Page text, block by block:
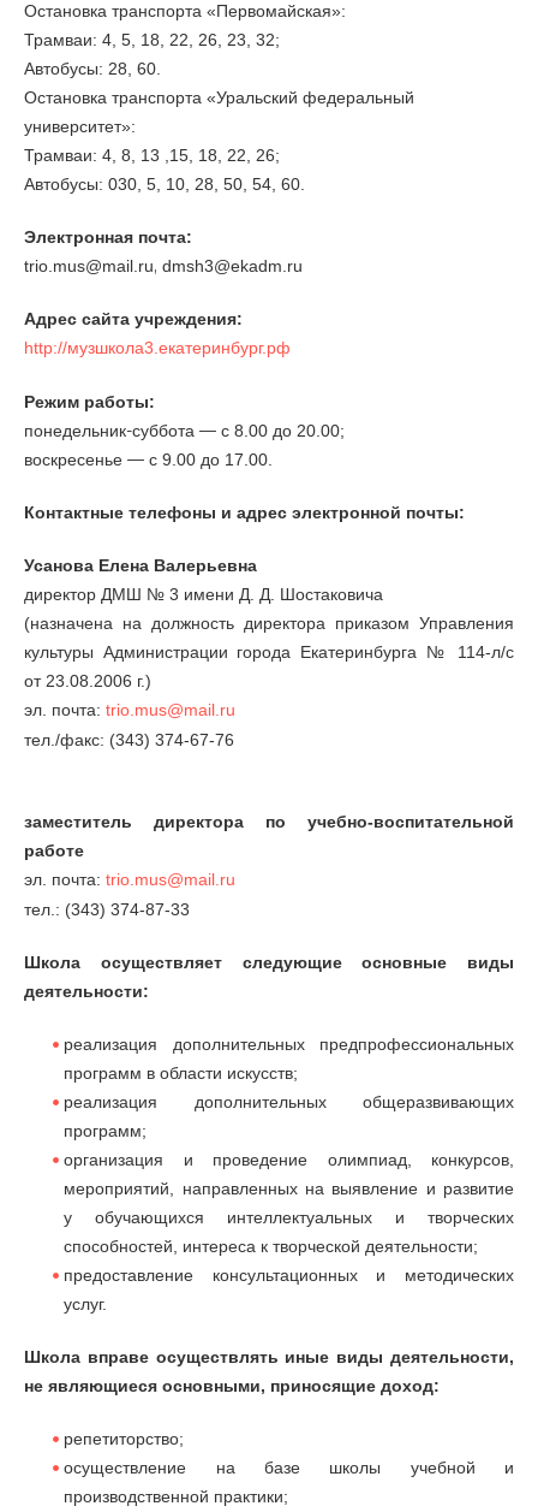
Остановка транспорта «Первомайская»:
Трамваи: 4, 5, 18, 22, 26, 23, 32;
Автобусы: 28, 60.
Остановка транспорта «Уральский федеральный
университет»:
Трамваи: 4, 8, 13 ,15, 18, 22, 26;
Автобусы: 030, 5, 10, 28, 50, 54, 60.
Электронная почта:
trio.mus@mail.ru, dmsh3@ekadm.ru
Адрес сайта учреждения:
http://музшкола3.екатеринбург.рф
Режим работы:
понедельник-суббота — с 8.00 до 20.00;
воскресенье — с 9.00 до 17.00.
Контактные телефоны и адрес электронной почты:
Усанова Елена Валерьевна
директор ДМШ № 3 имени Д. Д. Шостаковича
(назначена на должность директора приказом Управления
культуры Администрации города Екатеринбурга № 114‑л/с
от 23.08.2006 г.)
эл. почта: trio.mus@mail.ru
тел./факс: (343) 374-67-76
заместитель директора по учебно-воспитательной
работе
эл. почта: trio.mus@mail.ru
тел.: (343) 374-87-33
Школа осуществляет следующие основные виды
деятельности:
реализация дополнительных предпрофессиональных
программ в области искусств;
реализация дополнительных общеразвивающих
программ;
организация и проведение олимпиад, конкурсов,
мероприятий, направленных на выявление и развитие
у обучающихся интеллектуальных и творческих
способностей, интереса к творческой деятельности;
предоставление консультационных и методических
услуг.
Школа вправе осуществлять иные виды деятельности,
не являющиеся основными, приносящие доход:
репетиторство;
осуществление на базе школы учебной и
производственной практики;